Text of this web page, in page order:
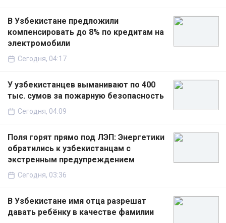
В Узбекистане предложили
компенсировать до 8% по кредитам на
электромобили
Сегодня, 04:17
У узбекистанцев выманивают по 400
тыс. сумов за пожарную безопасность
Сегодня, 04:09
Поля горят прямо под ЛЭП: Энергетики
обратились к узбекистанцам с
экстренным предупреждением
Сегодня, 03:36
В Узбекистане имя отца разрешат
давать ребёнку в качестве фамилии